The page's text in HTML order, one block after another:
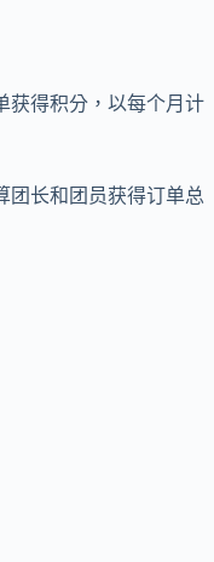
获得积分，以每个月计
团长和团员获得订单总